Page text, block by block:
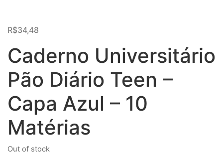
R$34,48
Caderno Universitário
Pão Diário Teen –
Capa Azul – 10
Matérias
Out of stock